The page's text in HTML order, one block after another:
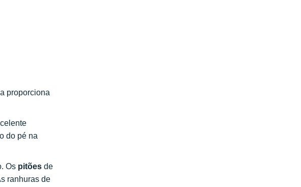
proporciona
do pé na
Os pitões de
ranhuras de